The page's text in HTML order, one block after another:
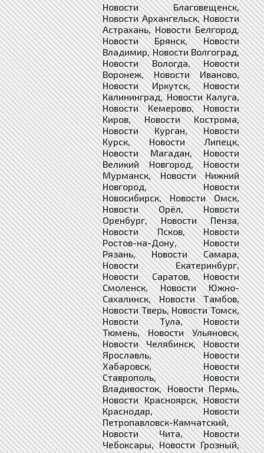
Новости Благовещенск,
Новости Архангельск, Новости
Астрахань, Новости Белгород,
Новости Брянск, Новости
Владимир, Новости Волгоград,
Новости Вологда, Новости
Воронеж, Новости Иваново,
Новости Иркутск, Новости
Калининград, Новости Калуга,
Новости Кемерово, Новости
Киров, Новости Кострома,
Новости Курган, Новости
Курск, Новости Липецк,
Новости Магадан, Новости
Великий Новгород, Новости
Мурманск, Новости Нижний
Новгород, Новости
Новосибирск, Новости Омск,
Новости Орёл, Новости
Оренбург, Новости Пенза,
Новости Псков, Новости
Ростов-на-Дону, Новости
Рязань, Новости Самара,
Новости Екатеринбург,
Новости Саратов, Новости
Смоленск, Новости Южно-
Сахалинск, Новости Тамбов,
Новости Тверь, Новости Томск,
Новости Тула, Новости
Тюмень, Новости Ульяновск,
Новости Челябинск, Новости
Ярославль, Новости
Хабаровск, Новости
Ставрополь, Новости
Владивосток, Новости Пермь,
Новости Красноярск, Новости
Краснодар, Новости
Петропавловск-Камчатский,
Новости Чита, Новости
Чебоксары, Новости Грозный,